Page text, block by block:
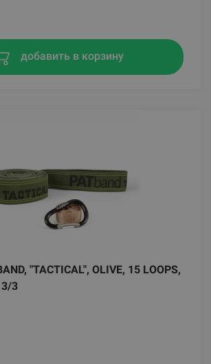
добавить в корзину
"TACTICAL", OLIVE, 15 LOOPS,
3/3